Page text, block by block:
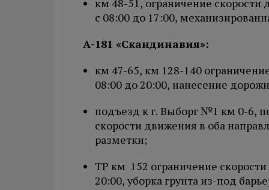
км 48-51, ограничение
с 08:00 до 17:00,
А-181 «Скандинавия»:
км 47-65, км 128-140
08:00 до 20:00, нанесение
подъезд к г. Выборг №1 км 0-6,
скорости движения в оба
разметки;
ТР км 152 ограничение
20:00, уборка грунта из-под